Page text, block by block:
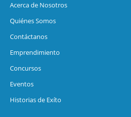
Acerca de Nosotros
Quiénes Somos
Contáctanos
Emprendimiento
Concursos
Eventos
Historias de Exíto